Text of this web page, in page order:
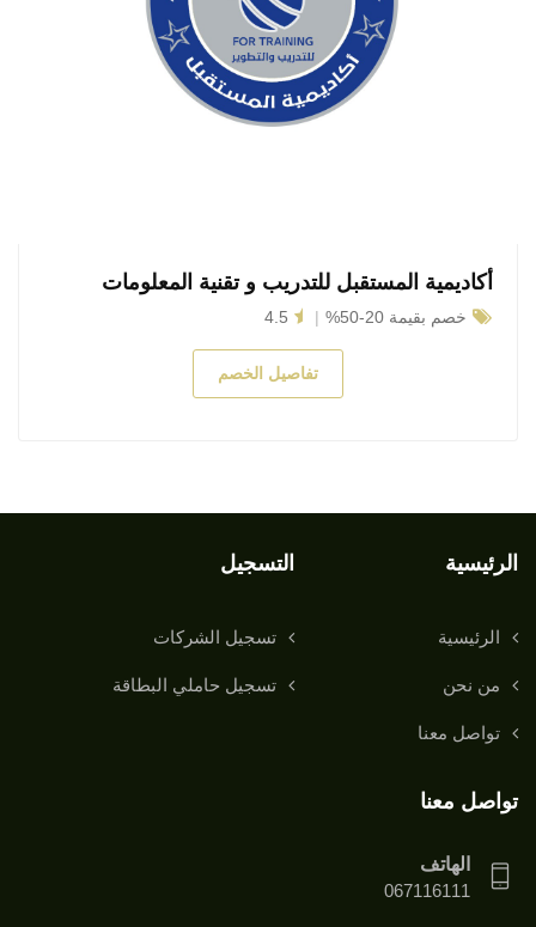
أكاديمية المستقبل للتدريب و تقنية المعلومات
خصم بقيمة 20-50% 4.5
تفاصيل الخصم
الرئيسية
الرئيسية
من نحن
تواصل معنا
التسجيل
تسجيل الشركات
تسجيل حاملي البطاقة
تواصل معنا
الهاتف
067116111